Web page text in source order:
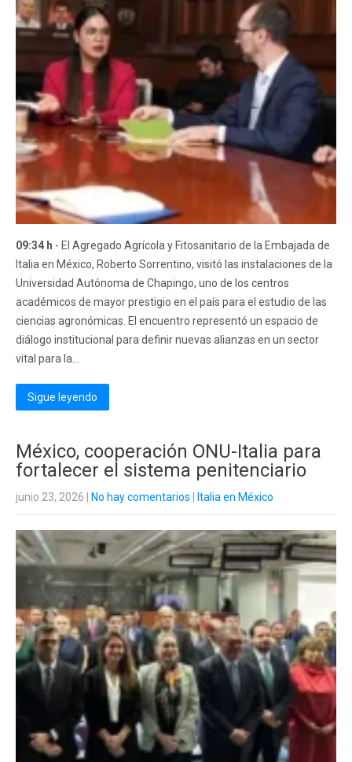
09:34 h - El Agregado Agrícola y Fitosanitario de la Embajada de
Italia en México, Roberto Sorrentino, visitó las instalaciones de la
Universidad Autónoma de Chapingo, uno de los centros
académicos de mayor prestigio en el país para el estudio de las
ciencias agronómicas. El encuentro representó un espacio de
diálogo institucional para definir nuevas alianzas en un sector
vital para la...
Sigue leyendo
México, cooperación ONU-Italia para
fortalecer el sistema penitenciario
junio 23, 2026 No hay comentarios Italia en México